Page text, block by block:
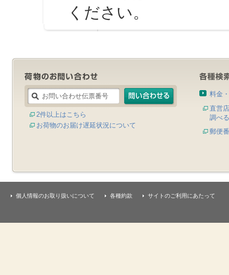
ください。
2件以上はこちら
お荷物のお届け遅延状況について
料金
直営
調べる
郵便
個人情報のお取り扱いについて 各種約款 サイトのご利用にあたって